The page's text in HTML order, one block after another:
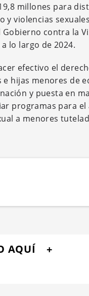
millones para
y violencias
Gobierno contra la
lo largo de 2024.
efectivo el
e hijas menores de
y puesta en
programas para
a menores
AQUÍ